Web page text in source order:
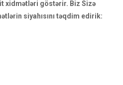
xidmətləri göstərir. Biz Sizə
siyahısını təqdim edirik: